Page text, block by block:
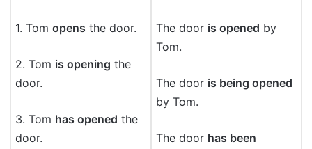
1. Tomopens the door.
2. Tom is opening the
door.
3. Tom has opened the
door.
The door is opened by
Tom.
The door is being opened
by Tom.
The door has been